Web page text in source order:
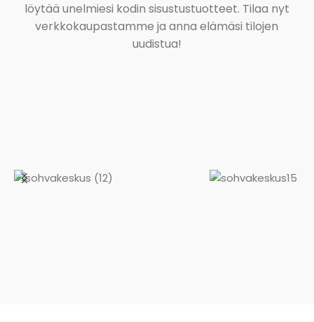
löytää unelmiesi kodin sisustustuotteet. Tilaa nyt
verkkokaupastamme ja anna elämäsi tilojen
uudistua!